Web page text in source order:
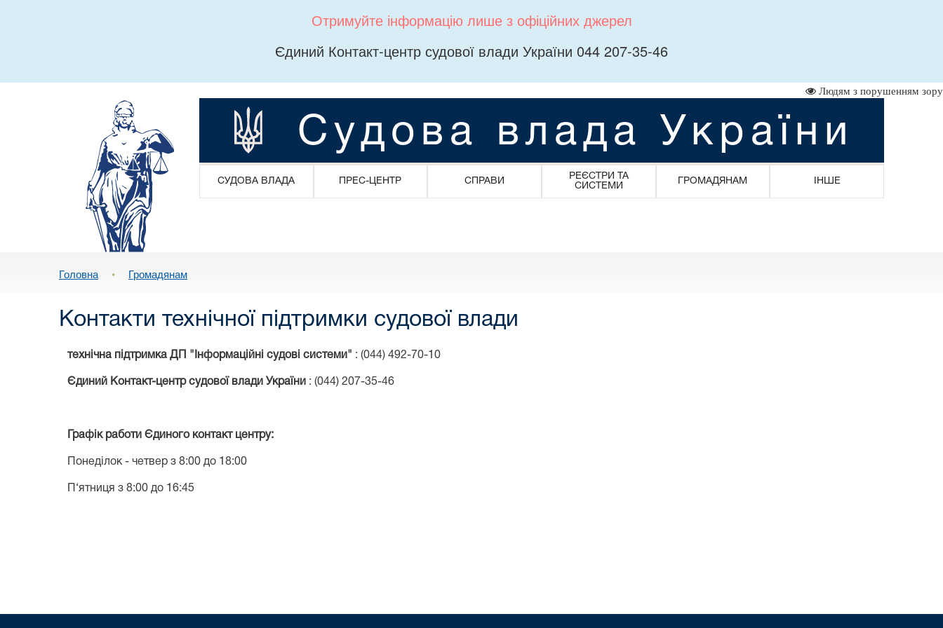
Отримуйте інформацію лише з офіційних джерел
Єдиний Контакт-центр судової влади України 044 207-35-46
Людям з порушенням зору
Судова влада України
СУДОВА ВЛАДА ПРЕС-ЦЕНТР СПРАВИ
РЕЄСТРИ ТА
СИСТЕМИ
ГРОМАДЯНАМ ІНШЕ
Головна • Громадянам
Контакти технічної підтримки судової влади
технічна підтримка ДП "Інформаційні судові системи" : (044) 492-70-10
Єдиний Контакт-центр судової влади України : (044) 207-35-46
Графік работи Єдиного контакт центру:
Понеділок - четвер з 8:00 до 18:00
П‘ятниця з 8:00 до 16:45